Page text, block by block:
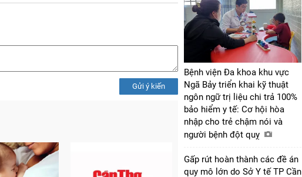
Gửi ý kiến
Bệnh viện Đa khoa khu vực
Ngã Bảy triển khai kỹ thuật
ngôn ngữ trị liệu chi trả 100%
bảo hiểm y tế: Cơ hội hòa
nhập cho trẻ chậm nói và
người bệnh đột quỵ
Gấp rút hoàn thành các đề án
quy mô lớn do Sở Y tế TP Cần